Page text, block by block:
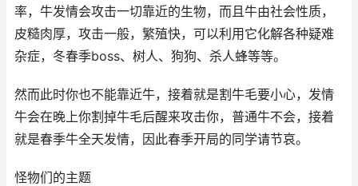
率，牛发情会攻击一切靠近的生物，而且牛由社会性质，
皮糙肉厚，攻击一般，繁殖快，可以利用它化解各种疑难
杂症，冬春季boss、树人、狗狗、杀人蜂等等。
然而此时你也不能靠近牛，接着就是割牛毛要小心，发情
牛会在晚上你割掉牛毛后醒来攻击你，普通牛不会，接着
就是春季牛全天发情，因此春季开局的同学请节哀。
怪物们的主题